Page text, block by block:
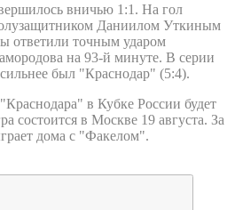
вничью 1:1. На гол
Даниилом Уткиным
ответили точным ударом
на 93-й минуте. В серии
был "Краснодар" (5:4).
в Кубке России будет
состоится в Москве 19 августа. За
дома с "Факелом".